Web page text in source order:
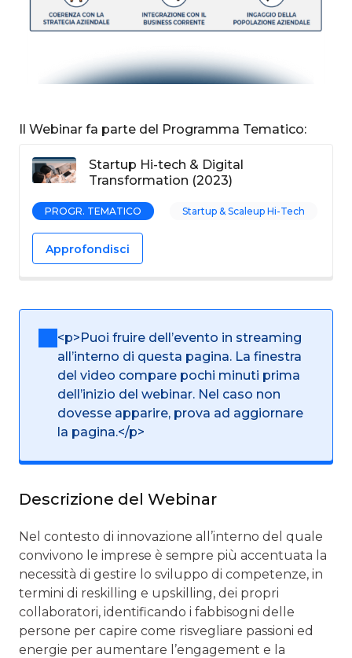
Il Webinar fa parte del Programma Tematico:
Startup Hi-tech & Digital
Transformation (2023)
PROGR. TEMATICO Startup & Scaleup Hi-Tech
Approfondisci
<p>Puoi fruire dell’evento in streaming
all’interno di questa pagina. La finestra
del video compare pochi minuti prima
dell’inizio del webinar. Nel caso non
dovesse apparire, prova ad aggiornare
la pagina.</p>
Descrizione del Webinar
Nel contesto di innovazione all’interno del quale
convivono le imprese è sempre più accentuata la
necessità di gestire lo sviluppo di competenze, in
termini di reskilling e upskilling, dei propri
collaboratori, identificando i fabbisogni delle
persone per capire come risvegliare passioni ed
energie per aumentare l’engagement e la